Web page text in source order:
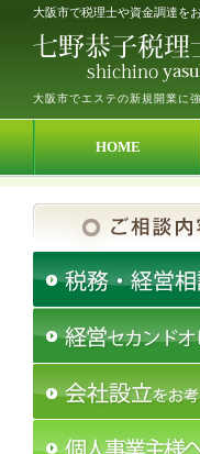
大阪市で税理士や資金調達を
大阪市でエステの新規開業に
HOME